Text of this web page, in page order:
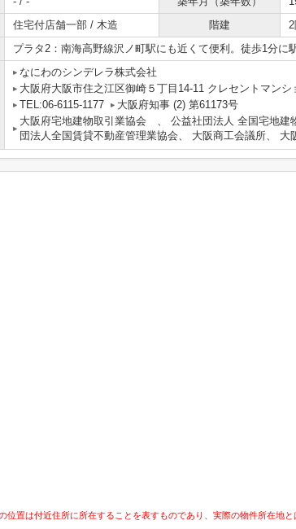
住宅付店舗一部 / 木造 階建
プラタ2：南海高野線沢ノ町駅にも近くて便利。徒歩1分に
なにわのシンデレラ株式会社
大阪府大阪市住之江区御崎５丁目14-11 クレセントマンシ
TEL:06-6115-1177
大阪府知事 (2) 第61173号
大阪府宅地建物取引業協会 、 公益社団法人 全国宅地建
団法人全国賃貸不動産管理業協会、 大阪商工会議所、 大
置は付近住所に所在することを表すものであり、実際の物件所在地と